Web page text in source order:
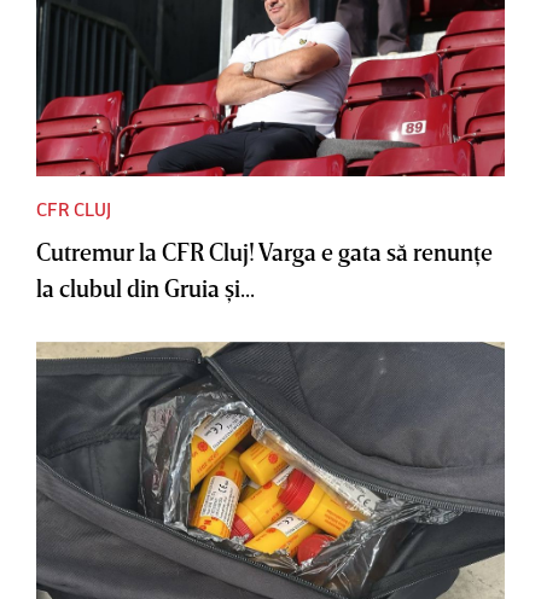
CFR CLUJ
Cutremur la CFR Cluj! Varga e gata să renunţe
la clubul din Gruia şi...